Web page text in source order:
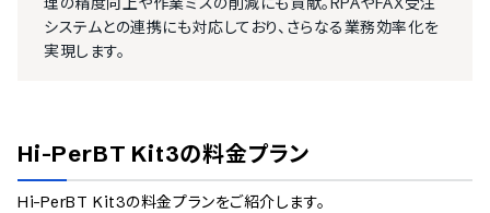
システムとの連携にも対応しており、さらなる業務効率化を
実現します。
Hi-PerBT Kit3の料金プラン
Hi-PerBT Kit3の料金プランをご紹介します。